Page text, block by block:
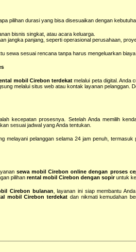
pilihan durasi yang bisa disesuaikan dengan
bisnis singkat, atau acara keluarga.
jangka panjang, seperti operasional perusahaan,
sewa sesuai rencana tanpa harus mengeluarkan biaya
mobil Cirebon terdekat melalui peta digital. Anda
melalui situs web atau kontak layanan pelanggan.
kecepatan prosesnya. Setelah Anda memilih
sesuai jadwal yang Anda tentukan.
melayani pelanggan selama 24 jam penuh,
sewa mobil Cirebon online dengan proses
pilihanrental mobil Cirebon dengan sopiruntuk
Cirebon bulanan , layanan ini siap membantu
mobil Cirebon terdekat dan nikmati kemudahan